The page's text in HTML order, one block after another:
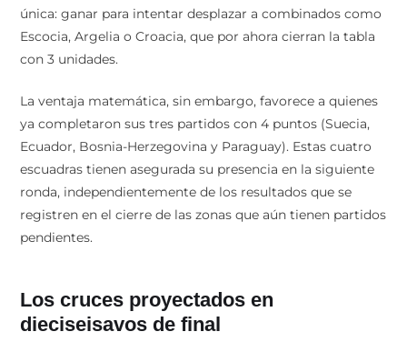
única: ganar para intentar desplazar a combinados como
Escocia, Argelia o Croacia, que por ahora cierran la tabla
con 3 unidades.
La ventaja matemática, sin embargo, favorece a quienes
ya completaron sus tres partidos con 4 puntos (Suecia,
Ecuador, Bosnia-Herzegovina y Paraguay). Estas cuatro
escuadras tienen asegurada su presencia en la siguiente
ronda, independientemente de los resultados que se
registren en el cierre de las zonas que aún tienen partidos
pendientes.
Los cruces proyectados en
dieciseisavos de final